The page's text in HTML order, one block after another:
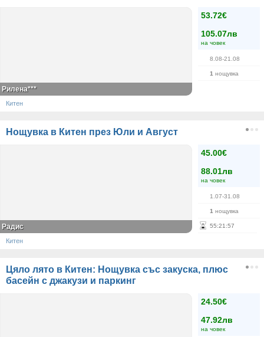
53.72€
105.07лв
на човек
8.08-21.08
1 нощувка
Рилена***
Китен
Нощувка в Китен през Юли и Август
45.00€
88.01лв
на човек
1.07-31.08
1 нощувка
55:21 :57
Радис
Китен
Цяло лято в Китен: Нощувка със закуска, плюс
басейн с джакузи и паркинг
24.50€
47.92лв
на човек